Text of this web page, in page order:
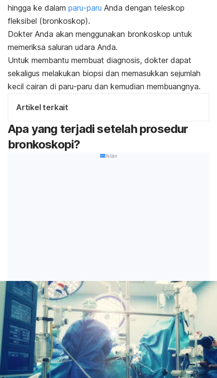
hingga ke dalam paru-paru Anda dengan teleskop
fleksibel (bronkoskop).
Dokter Anda akan menggunakan bronkoskop untuk
memeriksa saluran udara Anda.
Untuk membantu membuat diagnosis, dokter dapat
sekaligus melakukan biopsi dan memasukkan sejumlah
kecil cairan di paru-paru dan kemudian membuangnya.
Artikel terkait
Apa yang terjadi setelah prosedur
bronkoskopi?
Iklan